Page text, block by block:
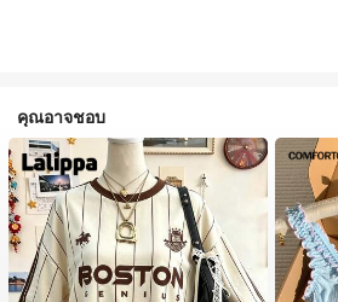
คุณอาจชอบ